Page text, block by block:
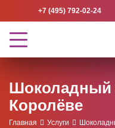
+7 (495) 792-02-24
Шоколадный
Королёве
Главная Услуги